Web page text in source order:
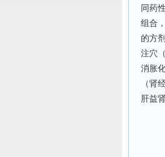
同药
组合
的方
注穴
消胀
（肾
肝益